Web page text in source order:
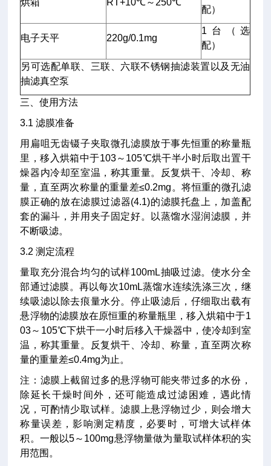
烘箱 RT+10℃～250℃
配）
电子天平 220g/0.1mg
1台（选
配）
另可选配单联、三联、六联不锈钢抽滤装置以及无油
抽滤真空泵
三、使用方法
3.1 滤膜准备
用扁咀无齿镊子夹取微孔滤膜放于事先恒重的称量瓶
里，移入烘箱中于103～105℃烘干半小时后取出置干
燥器内冷却至室温，称其重量。反复烘干、冷却、称
量，直至两次称量的重量差≤0.2mg。将恒重的微孔滤
膜正确的放在滤膜过滤器(4.1)的滤膜托盘上，加盖配
套的漏斗，并用夹子固定好。以蒸馏水湿润滤膜，并
不断吸滤。
3.2 测定流程
量取充分混合均匀的试样100mL抽吸过滤。使水分全
部通过滤膜。再以每次10mL蒸馏水连续洗涤三次，继
续吸滤以除去痕量水分。停止吸滤后，仔细取出载有
悬浮物的滤膜放在原恒重的称量瓶里，移入烘箱中于1
03～105℃下烘干一小时后移入干燥器中，使冷却到室
温，称其重量。反复烘干、冷却、称量，直至两次称
量的重量差≤0.4mg为止。
注：滤膜上截留过多的悬浮物可能夹带过多的水份，
除延长干燥时间外，还可能造成过滤困难，遇此情
况，可酌情少取试样。滤膜上悬浮物过少，则会增大
称量误差，影响测定精度，必要时，可增大试样体
积。一般以5～100mg悬浮物量做为量取试样体积的实
用范围。